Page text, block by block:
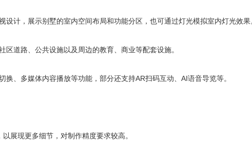
设计，展示别墅的室内空间布局和功能分区，也可通过灯光模拟室内灯光效果
道路、公共设施以及周边的教育、商业等配套设施。
、多媒体内容播放等功能，部分还支持AR扫码互动、AI语音导览等。
展现更多细节，对制作精度要求较高。